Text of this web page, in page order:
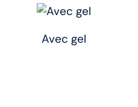
Avec gel